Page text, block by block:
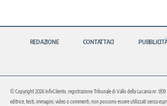
REDAZIONE CONTATTACI
© Copyright 2026 InfoCilento, registrazione Tribunale di Vallo della Lucania nr. 1/
editrice, testi, immagini, video o commenti, non possono essere utilizzati senza